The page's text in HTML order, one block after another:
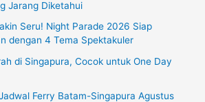
Jarang Diketahui
Seru! Night Parade 2026 Siap
dengan 4 Tema Spektakuler
di Singapura, Cocok untuk One Day
Ferry Batam-Singapura Agustus